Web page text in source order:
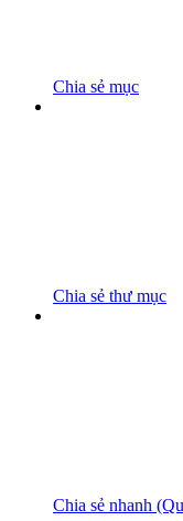
Chia sẻ mục
Chia sẻ thư mục
Chia sẻ nhanh